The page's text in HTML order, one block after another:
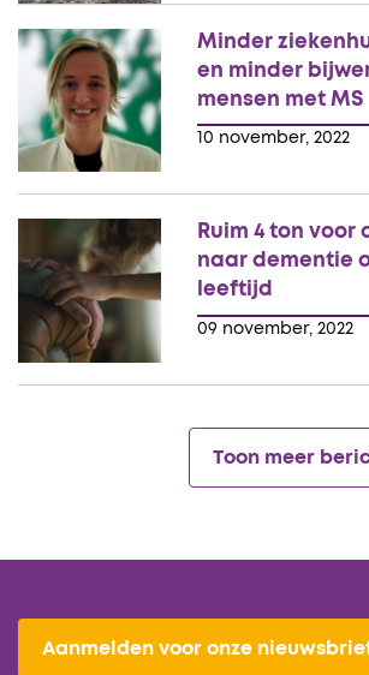
10 november, 2022
Minder
en minder
mensen met MS
09 november, 2022
Ruim 4 ton voor
naar dementie
leeftijd
Toon meer
Aanmelden voor onze